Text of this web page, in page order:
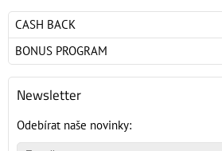
CASH BACK
BONUS PROGRAM
Newsletter
Odebírat naše novinky: